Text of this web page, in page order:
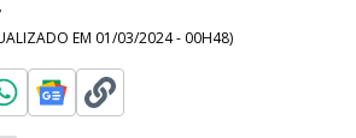
EM 01/03/2024 - 00H48)